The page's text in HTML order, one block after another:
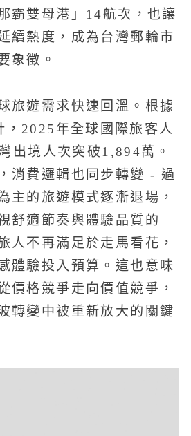
霸雙母港」14航次，也讓
續熱度，成為台灣郵輪市
象徵。
旅遊需求快速回溫。根據
2025年全球國際旅客人
出境人次突破1,894萬。
消費邏輯也同步轉變 - 過
主的旅遊模式逐漸退場，
舒適節奏與體驗品質的
人不再滿足於走馬看花，
體驗投入預算。這也意味
價格競爭走向價值競爭，
轉變中被重新放大的關鍵